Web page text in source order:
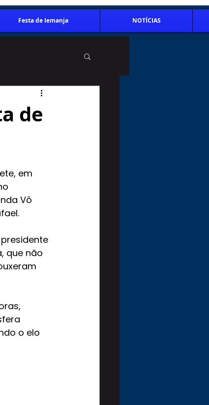
Festa de Iemanja NOTÍCIAS
de
em
Vô
que não
o elo